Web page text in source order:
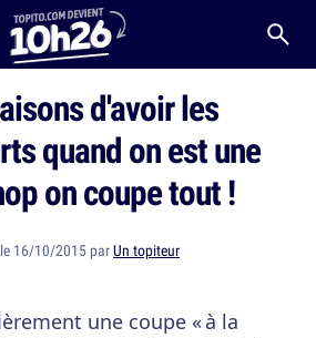
d'avoir les
quand on est une
on coupe tout !
16/10/2015 parUn topiteur
une coupe « à la